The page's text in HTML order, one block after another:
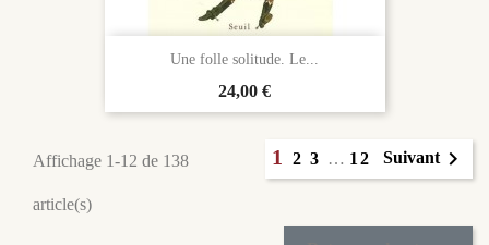
Une folle solitude. Le...
Prix
24,00 €
Affichage 1-12 de 138
article(s)
1 2 3 … 12 Suivant